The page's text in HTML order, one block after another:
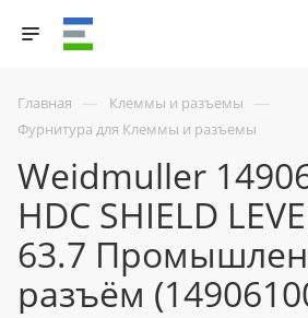
Главная — Клеммы и разъемы —
Фурнитура для Клеммы и разъемы
Weidmuller
HDC SHIELD
63.7
разъём